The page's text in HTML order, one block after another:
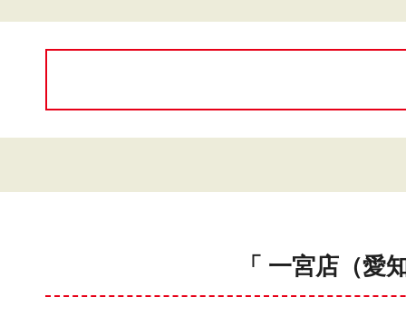
「 一宮店（愛